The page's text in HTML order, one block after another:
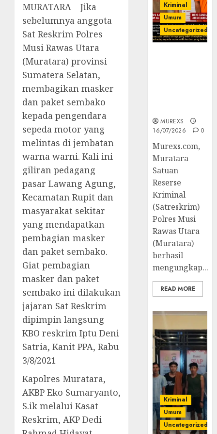
MURATARA – Jika
sebelumnya anggota
Sat Reskrim Polres
Musi Rawas Utara
(Muratara) provinsi
Sumatera Selatan,
membagikan masker
dan paket sembako
kepada pengendara
sepeda motor yang
melintas di jembatan
warna warni. Kali ini
giliran pedagang
pasar Lawang Agung,
Kecamatan Rupit dan
masyarakat sekitar
yang mendapatkan
pembagian masker
dan paket sembako.
Giat pembagian
masker dan paket
sembako ini dilakukan
jajaran Sat Reskrim
dipimpin langsung
KBO reskrim Iptu Deni
Satria, Kanit PPA, Rabu
3/8/2021
Kapolres Muratara,
AKBP Eko Sumaryanto,
S.ik melalui Kasat
Reskrim, AKP Dedi
Kriminal
Umum
Uncategorized
MUREXS
16/07/2026
0
Murexs.com,
Muratara –
Satuan
Reserse
Kriminal
(Satreskrim)
Polres Musi
Rawas Utara
(Muratara)
berhasil
mengungkap...
READ MORE
Kriminal
Umum
Uncategorized